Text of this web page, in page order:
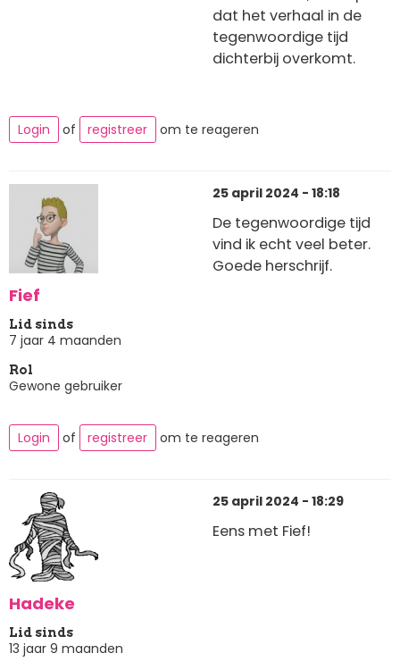
dat het verhaal in de
tegenwoordige tijd
dichterbij overkomt.
Login of registreer om te reageren
Fief
Lid sinds
7 jaar 4 maanden
Rol
Gewone gebruiker
25 april 2024 - 18:18
De tegenwoordige tijd
vind ik echt veel beter.
Goede herschrijf.
Login of registreer om te reageren
Hadeke
Lid sinds
13 jaar 9 maanden
25 april 2024 - 18:29
Eens met Fief!